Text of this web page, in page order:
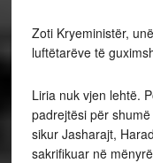
Zoti Kryeministër,
luftëtarëve të
Liria nuk vjen lehtë.
padrejtësi për
sikur Jasharajt,
sakrifikuar në